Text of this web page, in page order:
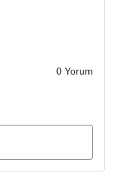
0 Yorum